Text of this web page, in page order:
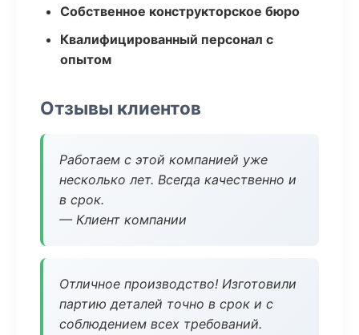
Собственное конструкторское бюро
Квалифицированный персонал с
опытом
Отзывы клиентов
Работаем с этой компанией уже
несколько лет. Всегда качественно и
в срок.
— Клиент компании
Отличное производство! Изготовили
партию деталей точно в срок и с
соблюдением всех требований.